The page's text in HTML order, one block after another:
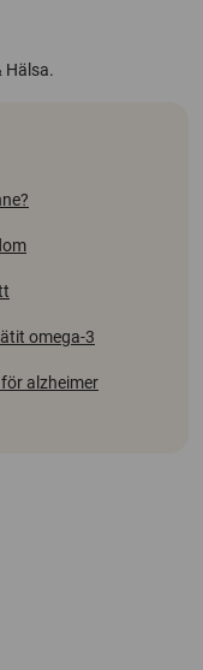
Hälsa.
omega-3
alzheimer